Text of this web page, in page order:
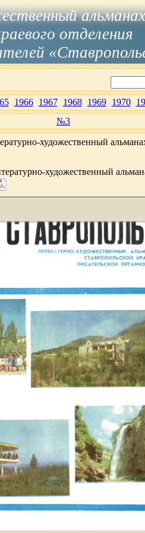
альманах
отделения
1966 1967 1968 1969 1970
№3
художественный
художественный